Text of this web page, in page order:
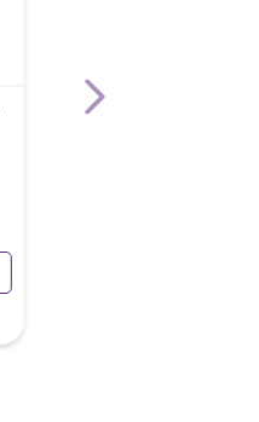
Suavizantes Para